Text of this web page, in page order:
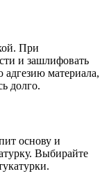
При
и зашлифовать
материала,
долго.
основу и
Выбирайте